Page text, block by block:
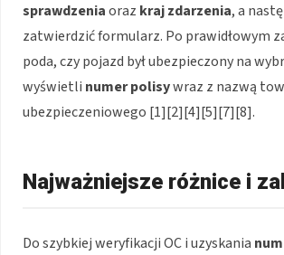
sprawdzeniaoraz kraj zdarzenia, a
zatwierdzić formularz. Po prawidłowym
poda, czy pojazd był ubezpieczony na
wyświetli numer polisywraz z nazwą
ubezpieczeniowego [1][2][4][5][7][8].
Najważniejsze różnice i
Do szybkiej weryfikacji OC i uzyskania